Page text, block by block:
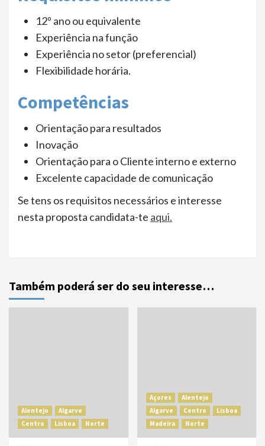
12º ano ou equivalente
Experiência na função
Experiência no setor (preferencial)
Flexibilidade horária.
Competências
Orientação para resultados
Inovação
Orientação para o Cliente interno e externo
Excelente capacidade de comunicação
Se tens os requisitos necessários e interesse
nesta proposta candidata-te aqui.
Também poderá ser do seu interesse…
Alentejo
Algarve
Centro
Lisboa Norte
Açores
Alentejo
Algarve
Centro
Lisboa
Madeira
Norte